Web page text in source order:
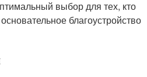
выбор для тех, кто
благоустройство